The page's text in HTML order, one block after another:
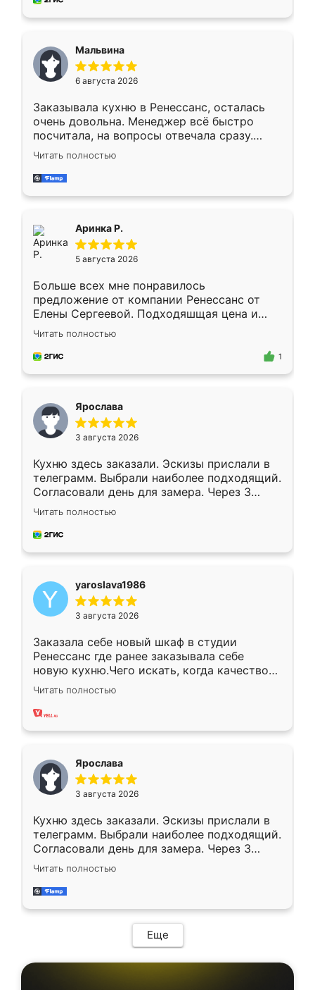
Мальвина
6 августа 2026
Заказывала кухню в Ренессанс, осталась
очень довольна. Менеджер всё быстро
посчитала, на вопросы отвечала сразу.
Замерщик приехал в субботу, подошёл к
делу со всей ответственностью. Собрали
за день, ребята работали аккуратно, даже
Читать полностью
Аринка Р.
5 августа 2026
Больше всех мне понравилось
предложение от компании Ренессанс от
Елены Сергеевой. Подходяшщая цена и
короткие сроки изготовления. Приехавший
для замера сотрудник Владислав
предложил по моему эскизу самый
Читать полностью
1
Ярослава
3 августа 2026
Кухню здесь заказали. Эскизы прислали в
телеграмм. Выбрали наиболее подходящий.
Согласовали день для замера. Через 3
недели кухня была уже готова. Остались
довольны работой. Спасибо Ренессанс
мебель за качественную работу!
Читать полностью
yaroslava1986
3 августа 2026
Заказала себе новый шкаф в студии
Ренессанс где ранее заказывала себе
новую кухню.Чего искать, когда качеством
вполне довольна. Служит кухня уже почти
два года, нареканий нет.
Читать полностью
Ярослава
3 августа 2026
Кухню здесь заказали. Эскизы прислали в
телеграмм. Выбрали наиболее подходящий.
Согласовали день для замера. Через 3
недели кухня была уже готова. Остались
довольны работой. Спасибо Ренессанс
мебель за качественную работу!
Читать полностью
Еще